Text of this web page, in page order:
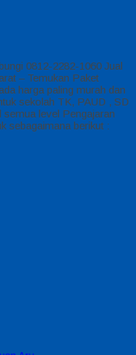
0812-2282-1060 Jual
– Temukan Paket
harga paling murah dan
sekolah TK, PAUD , SD
level Pengajaran
sebagaimana berikut :